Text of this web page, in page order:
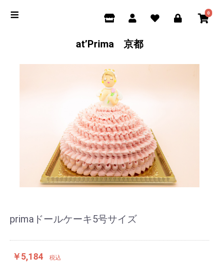
0
at’Prima 京都
primaドールケーキ5号サイズ
￥5,184 税込